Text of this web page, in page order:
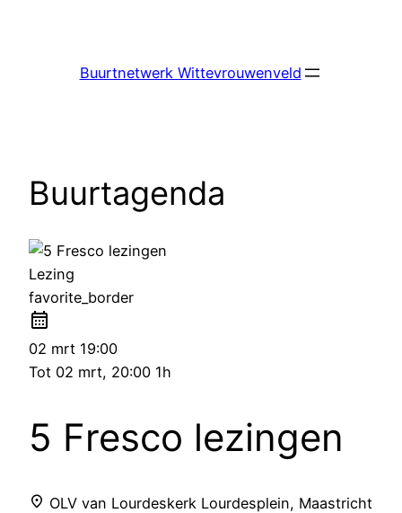
Buurtnetwerk Wittevrouwenveld
Buurtagenda
Lezing
favorite_border
02 mrt 19:00
Tot 02 mrt, 20:00 1h
5 Fresco lezingen
OLV van Lourdeskerk Lourdesplein, Maastricht